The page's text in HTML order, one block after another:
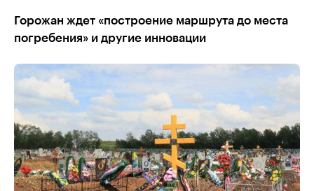
Горожан ждет «построение маршрута до места
погребения» и другие инновации